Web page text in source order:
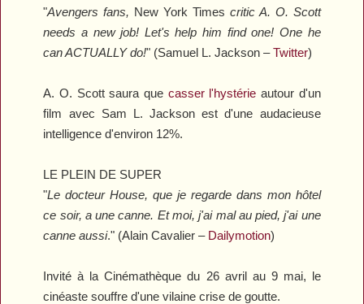
"Avengers fans, New York Times critic A. O. Scott
needs a new job! Let's help him find one! One he
can ACTUALLY do!" (Samuel L. Jackson –Twitter)
A. O. Scott saura que casser l'hystérie autour d'un
film avec Sam L. Jackson est d'une audacieuse
intelligence d'environ 12%.
LE PLEIN DE SUPER
"Le docteur House, que je regarde dans mon hôtel
ce soir, a une canne. Et moi, j'ai mal au pied, j'ai une
canne aussi." (Alain Cavalier – Dailymotion)
Invité à la Cinémathèque du 26 avril au 9 mai, le
cinéaste souffre d'une vilaine crise de goutte.